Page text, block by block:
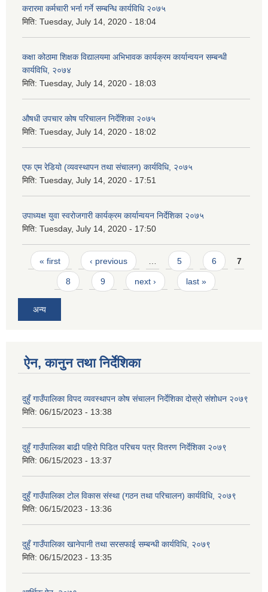
करारमा कर्मचारी भर्ना गर्ने सम्बन्धि कार्यविधि २०७५
मिति: Tuesday, July 14, 2020 - 18:04
कक्षा कोठामा शिक्षक विद्यालयमा अभिभावक कार्यक्रम कार्यान्वयन सम्बन्धी
कार्यविधि, २०७४
मिति: Tuesday, July 14, 2020 - 18:03
औषधी उपचार कोष परिचालन निर्देशिका २०७५
मिति: Tuesday, July 14, 2020 - 18:02
एफ एम रेडियो (व्यवस्थापन तथा संचालन) कार्यविधि, २०७५
मिति: Tuesday, July 14, 2020 - 17:51
उपाध्यक्ष युवा स्वरोजगारी कार्यक्रम कार्यान्वयन निर्देशिका २०७५
मिति: Tuesday, July 14, 2020 - 17:50
Pages
« first ‹ previous … 5 6 7
8 9 next › last »
अन्य
ऐन, कानुन तथा निर्देशिका
दुहुँ गाउँपालिका विपद व्यवस्थापन कोष संचालन निर्देशिका दोस्रो संशोधन २०७९
मिति: 06/15/2023 - 13:38
दुहुँ गाउँपालिका बाढी पहिरो पिडित परिचय पत्र वितरण निर्देशिका २०७९
मिति: 06/15/2023 - 13:37
दुहुँ गाउँपालिका टोल विकास संस्था (गठन तथा परिचालन) कार्यविधि, २०७९
मिति: 06/15/2023 - 13:36
दुहुँ गाउँपालिका खानेपानी तथा सरसफाई सम्बन्धी कार्यविधि, २०७९
मिति: 06/15/2023 - 13:35